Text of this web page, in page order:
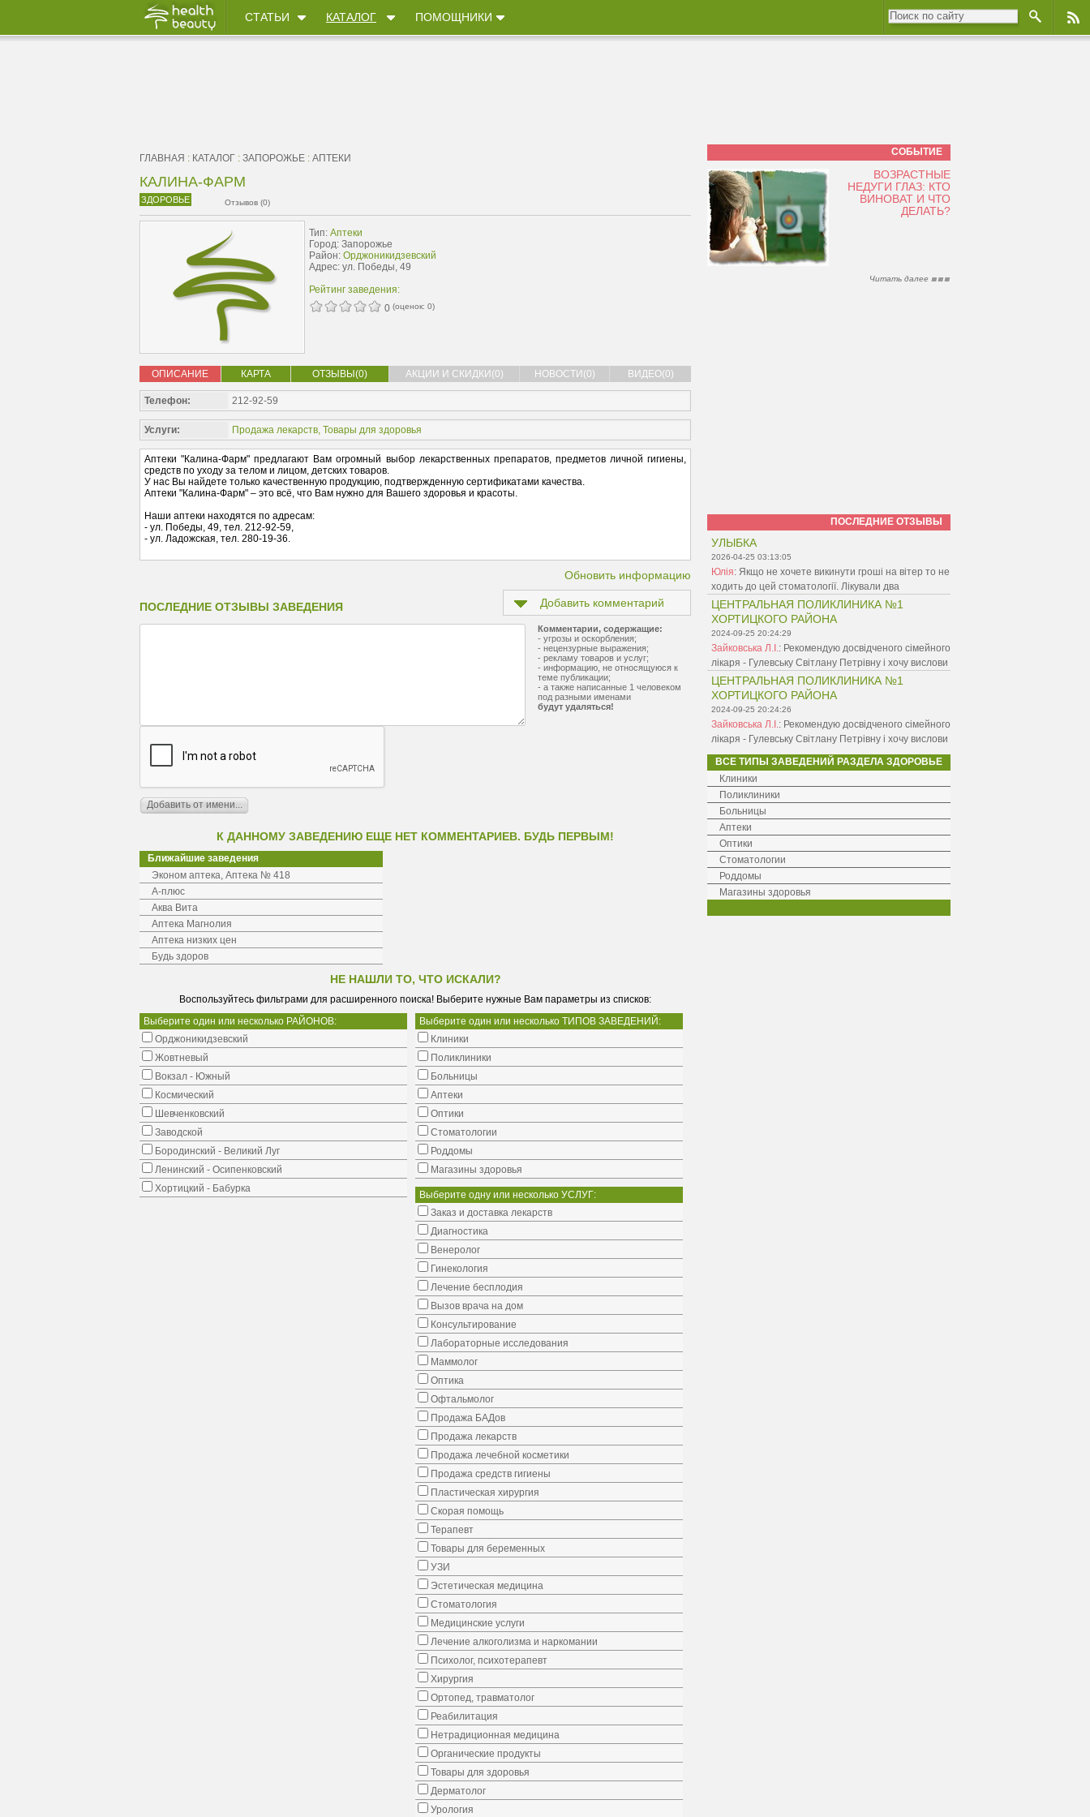
СТАТЬИ КАТАЛОГ ПОМОЩНИКИ
ГЛАВНАЯ : КАТАЛОГ : ЗАПОРОЖЬЕ : АПТЕКИ
КАЛИНА-ФАРМ
ЗДОРОВЬЕ Отзывов (0)
Тип: Аптеки
Город: Запорожье
Район: Орджоникидзевский
Адрес: ул. Победы, 49
Рейтинг заведения:
0 (оценок: 0)
ОПИСАНИЕ КАРТА ОТЗЫВЫ(0) АКЦИИ И СКИДКИ(0) НОВОСТИ(0) ВИДЕО(0)
Телефон: 212-92-59
Услуги: Продажа лекарств, Товары для здоровья
Аптеки "Калина-Фарм" предлагают Вам огромный выбор лекарственных препаратов, предметов личной гигиены,
средств по уходу за телом и лицом, детских товаров.
У нас Вы найдете только качественную продукцию, подтвержденную сертификатами качества.
Аптеки "Калина-Фарм" – это всё, что Вам нужно для Вашего здоровья и красоты.
Наши аптеки находятся по адресам:
- ул. Победы, 49, тел. 212-92-59,
- ул. Ладожская, тел. 280-19-36.
Обновить информацию
ПОСЛЕДНИЕ ОТЗЫВЫ ЗАВЕДЕНИЯ Добавить комментарий
Комментарии, содержащие:
- угрозы и оскорбления;
- нецензурные выражения;
- рекламу товаров и услуг;
- информацию, не относящуюся к
теме публикации;
- а также написанные 1 человеком
под разными именами
будут удаляться!
К ДАННОМУ ЗАВЕДЕНИЮ ЕЩЕ НЕТ КОММЕНТАРИЕВ. БУДЬ ПЕРВЫМ!
Ближайшие заведения
Эконом аптека, Аптека № 418
А-плюс
Аква Вита
Аптека Магнолия
Аптека низких цен
Будь здоров
НЕ НАШЛИ ТО, ЧТО ИСКАЛИ?
Воспользуйтесь фильтрами для расширенного поиска! Выберите нужные Вам параметры из списков:
Выберите один или несколько РАЙОНОВ:
Орджоникидзевский
Жовтневый
Вокзал - Южный
Космический
Шевченковский
Заводской
Бородинский - Великий Луг
Ленинский - Осипенковский
Хортицкий - Бабурка
Выберите один или несколько ТИПОВ ЗАВЕДЕНИЙ:
Клиники
Поликлиники
Больницы
Аптеки
Оптики
Стоматологии
Роддомы
Магазины здоровья
Выберите одну или несколько УСЛУГ:
Заказ и доставка лекарств
Диагностика
Венеролог
Гинекология
Лечение бесплодия
Вызов врача на дом
Консультирование
Лабораторные исследования
Маммолог
Оптика
Офтальмолог
Продажа БАДов
Продажа лекарств
Продажа лечебной косметики
Продажа средств гигиены
Пластическая хирургия
Скорая помощь
Терапевт
Товары для беременных
УЗИ
Эстетическая медицина
Стоматология
Медицинские услуги
Лечение алкоголизма и наркомании
Психолог, психотерапевт
Хирургия
Ортопед, травматолог
Реабилитация
Нетрадиционная медицина
Органические продукты
Товары для здоровья
Дерматолог
Урология
СОБЫТИЕ
ВОЗРАСТНЫЕ
НЕДУГИ ГЛАЗ: КТО
ВИНОВАТ И ЧТО
ДЕЛАТЬ?
Читать далее
ПОСЛЕДНИЕ ОТЗЫВЫ
УЛЫБКА
2026-04-25 03:13:05
Юлія: Якщо не хочете викинути гроші на вітер то не
ходить до цей стоматології. Лікували два
ЦЕНТРАЛЬНАЯ ПОЛИКЛИНИКА №1
ХОРТИЦКОГО РАЙОНА
2024-09-25 20:24:29
Зайковська Л.І.: Рекомендую досвідченого сімейного
лікаря - Гулевську Світлану Петрівну і хочу вислови
ЦЕНТРАЛЬНАЯ ПОЛИКЛИНИКА №1
ХОРТИЦКОГО РАЙОНА
2024-09-25 20:24:26
Зайковська Л.І.: Рекомендую досвідченого сімейного
лікаря - Гулевську Світлану Петрівну і хочу вислови
ВСЕ ТИПЫ ЗАВЕДЕНИЙ РАЗДЕЛА ЗДОРОВЬЕ
Клиники
Поликлиники
Больницы
Аптеки
Оптики
Стоматологии
Роддомы
Магазины здоровья